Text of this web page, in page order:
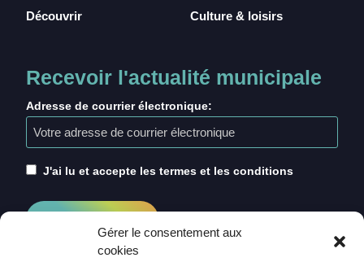
Gérer le consentement aux
cookies
Découvrir Culture & loisirs
Recevoir l'actualité municipale
Adresse de courrier électronique:
J'ai lu et accepte les termes et les conditions